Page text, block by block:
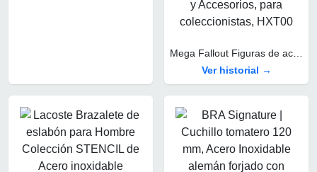
Mega Fallout Figuras de acción y Juguetes de construcción, Parada de Camiones Red Rocket con 824 Piezas, 2 Personajes articulados y Accesorios, para coleccionistas, HXT00
Ver historial →